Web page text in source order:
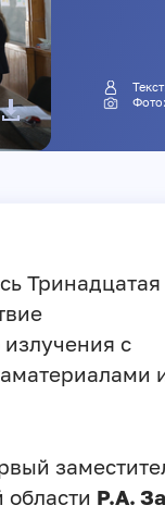
Фото:
Тринадцатая
излучения с
Р.А.